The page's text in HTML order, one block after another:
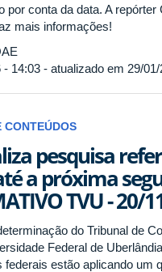
por conta da data. A repórter
mais informações!
- 14:03 - atualizado em 29/
CONTEÚDOS
pesquisa
a próxima
TVU - 20/
do Tribunal de
Federal de
federais estão aplicando um